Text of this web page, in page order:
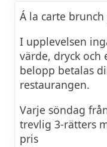
på surdegsbröd
Kyckling & våffla
med chilikräm
Råbiff
Á la carte
I upplevelsen
värde, dryck och
belopp betalas
restaurangen.
Varje söndag
trevlig 3-rätters
pris